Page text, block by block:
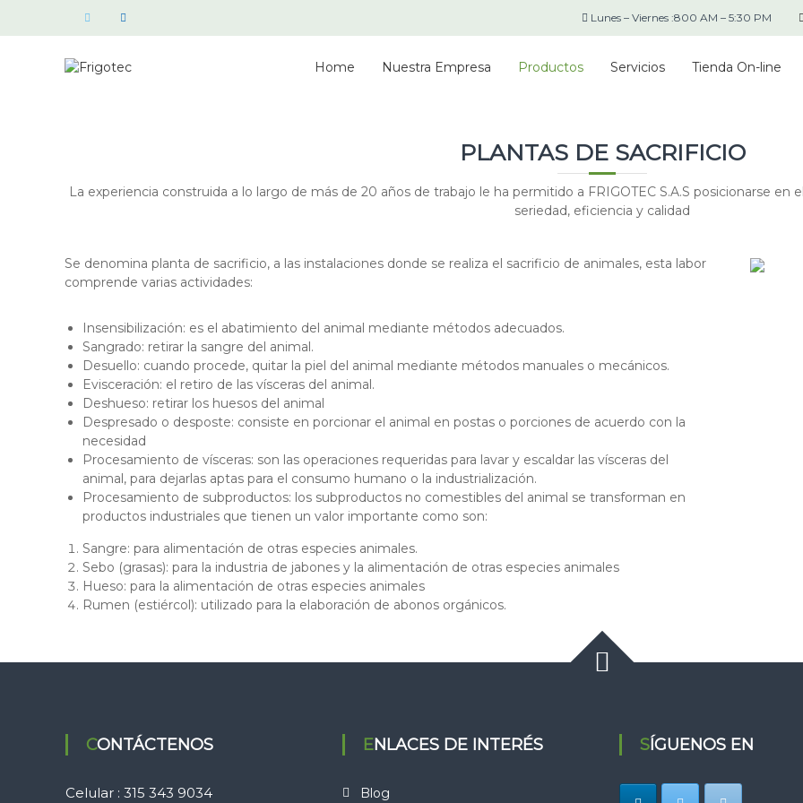
Twitter Linkedin Lunes – Viernes :800 AM – 5:30 PM
Frigotec
Empresa
plantas
de
ganado
porcino
ovino
así
como
el
suministro
de
equipos
asesorías
el
montaje
de
las
desposte.
Home Nuestra Empresa Productos Servicios Tienda On-line
PLANTAS DE SACRIFICIO
La experiencia construida a lo largo de más de 20 años de trabajo le ha permitido a FRIGOTEC S.A.S posicionarse
seriedad, eficiencia y calidad
Se denomina planta de sacrificio, a las instalaciones donde se realiza el sacrificio de animales, esta labor
comprende varias actividades:
Insensibilización: es el abatimiento del animal mediante métodos adecuados.
Sangrado: retirar la sangre del animal.
Desuello: cuando procede, quitar la piel del animal mediante métodos manuales o mecánicos.
Evisceración: el retiro de las vísceras del animal.
Deshueso: retirar los huesos del animal
Despresado o desposte: consiste en porcionar el animal en postas o porciones de acuerdo con la
necesidad
Procesamiento de vísceras: son las operaciones requeridas para lavar y escaldar las vísceras del
animal, para dejarlas aptas para el consumo humano o la industrialización.
Procesamiento de subproductos: los subproductos no comestibles del animal se transforman en
productos industriales que tienen un valor importante como son:
Sangre: para alimentación de otras especies animales.
Sebo (grasas): para la industria de jabones y la alimentación de otras especies animales
Hueso: para la alimentación de otras especies animales
Rumen (estiércol): utilizado para la elaboración de abonos orgánicos.
CONTÁCTENOS
Celular : 315 343 9034
ENLACES DE INTERÉS
Blog
SÍGUENOS EN